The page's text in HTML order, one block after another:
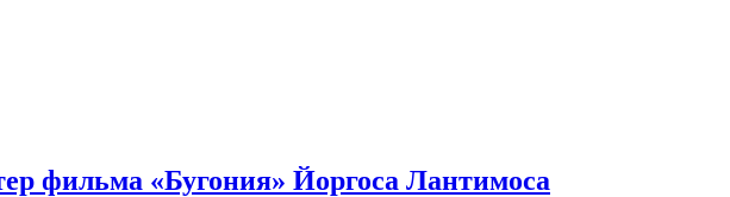
фильма «Бугония» Йоргоса Лантимоса